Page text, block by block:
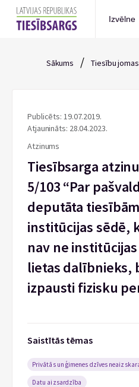
Izvēlne
Sākums / Tiesību jomas
Publicēts: 19.07.2019.
Atjaunināts: 28.04.2023.
Atzinums
Tiesībsarga
5/103 “Par
deputāta
institūcijas sēdē,
nav ne
lietas dalībnieks,
izpausti fizisku
Saistītās tēmas
Privātās un ģimenes dzīves
Datu aizsardzība